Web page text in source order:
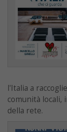
l'Italia a
comunità locali,
della rete.